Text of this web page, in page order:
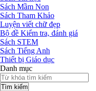
Sách Mầm Non
Sách Tham Khảo
Luyện viết chữ đẹp
Bộ đề Kiểm tra, đánh giá
Sách STEM
Sách Tiếng Anh
Thiết bị Giáo dục
Danh mục
Tìm kiếm